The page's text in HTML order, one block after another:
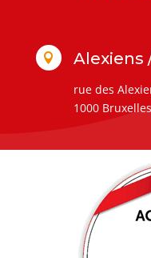
 Alexiens
rue des
1000 Bruxelles